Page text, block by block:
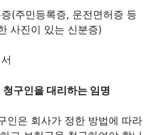
(주민등록증, 운전면허증 등
사진이 있는 신분증)
구인을 대리하는 임명
인은 회사가 정한 방법에 따라